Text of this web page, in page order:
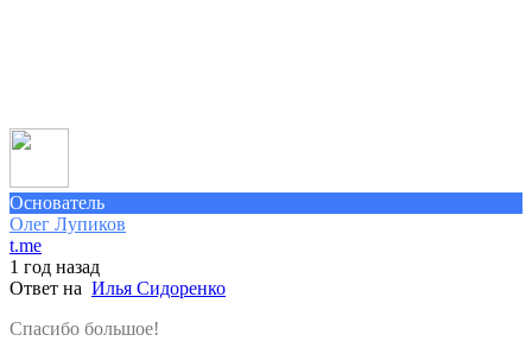
Основатель
Олег Лупиков
t.me
1 год назад
Ответ на Илья Сидоренко
Спасибо большое!